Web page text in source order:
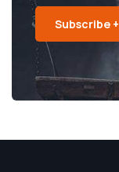
Subscribe +